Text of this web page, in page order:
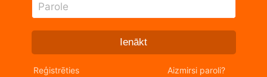
Parole
Ienākt
Reģistrēties Aizmirsi paroli?